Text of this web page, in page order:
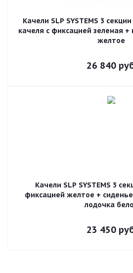
Качели SLP SYSTEMS 3
качеля с фиксацией зеленая +
желтое
26 840
Качели SLP SYSTEMS 3
фиксацией желтое +
лодочка
23 450